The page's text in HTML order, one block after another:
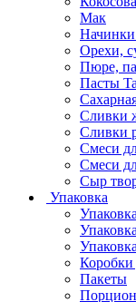
Мак
Начинки
Орехи,
Пюре,
Пасты
Сливки
Сливки
Смеси
Смеси
Сыр
Упаковка
Коробки
Пакеты